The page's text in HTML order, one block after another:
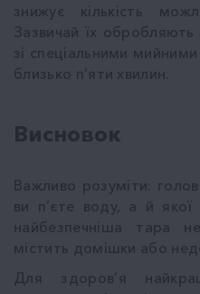
знижує кількість
Зазвичай їх
зі спеціальними
близько п’яти хвилин.
Висновок
Важливо розуміти:
ви п’єте воду, а й якої
найбезпечніша тара
містить домішки або
Для здоров’я